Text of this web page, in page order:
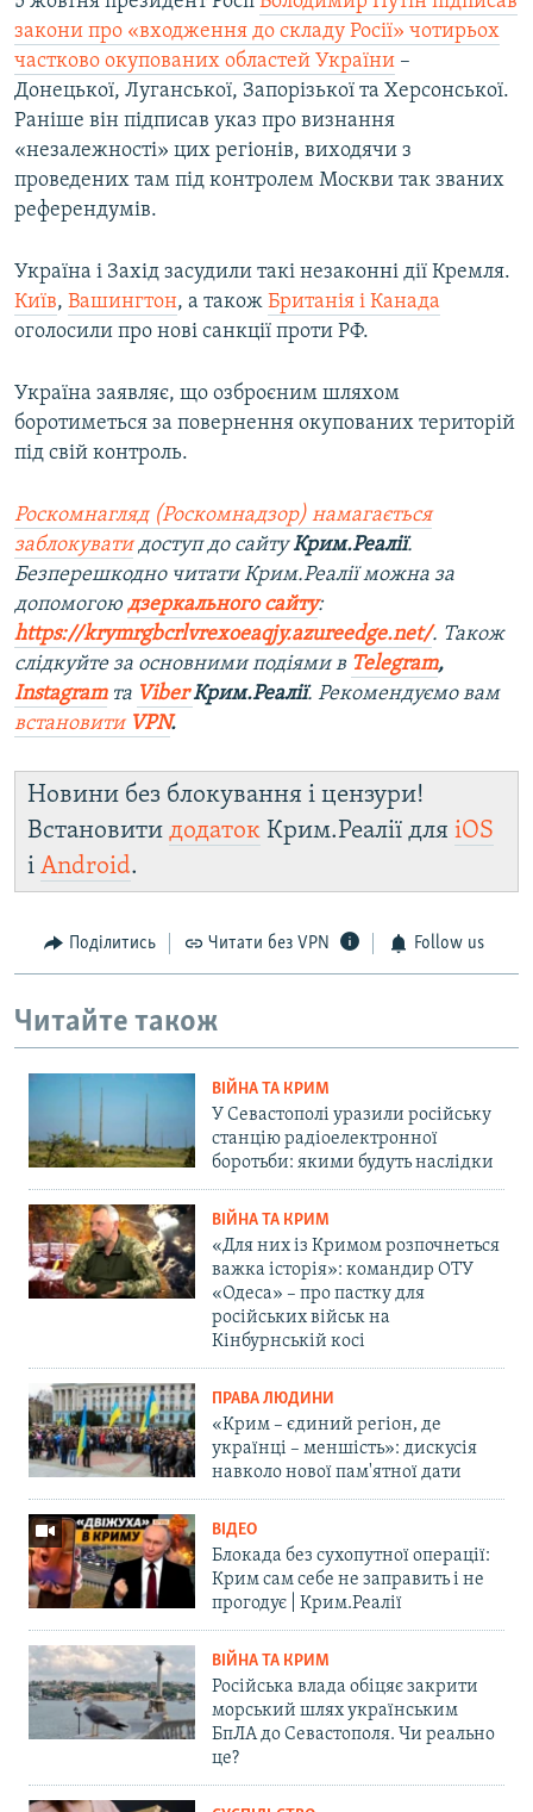
закони про «входження до складу Росії» чотирьох
частково окупованих областей України –
Донецької, Луганської, Запорізької та Херсонської.
Раніше він підписав указ про визнання
«незалежності» цих регіонів, виходячи з
проведених там під контролем Москви так званих
референдумів.
Україна і Захід засудили такі незаконні дії Кремля.
Київ, Вашингтон, а також Британія і Канада
оголосили про нові санкції проти РФ.
Україна заявляє, що озброєним шляхом
боротиметься за повернення окупованих територій
під свій контроль.
Роскомнагляд (Роскомнадзор) намагається
заблокуватидоступ до сайтуКрим.Реалії.
Безперешкодно читати Крим.Реалії можна за
допомогою дзеркального сайту:
https://krymrgbcrlvrexoeaqjy.azureedge.net/. Також
слідкуйте за основними подіями в Telegram,
Instagramта ViberКрим.Реалії. Рекомендуємо вам
встановити VPN.
Новини без блокування і цензури!
Встановити додаток Крим.Реалії для iOS
і Android.
Поділитись Читати без VPN Follow us
Читайте також
ВІЙНА ТА КРИМ
У Севастополі уразили російську
станцію радіоелектронної
боротьби: якими будуть наслідки
ВІЙНА ТА КРИМ
«Для них із Кримом розпочнеться
важка історія»: командир ОТУ
«Одеса» – про пастку для
російських військ на
Кінбурнській косі
ПРАВА ЛЮДИНИ
«Крим – єдиний регіон, де
українці – меншість»: дискусія
навколо нової пам'ятної дати
ВІДЕО
Блокада без сухопутної операції:
Крим сам себе не заправить і не
прогодує | Крим.Реалії
ВІЙНА ТА КРИМ
Російська влада обіцяє закрити
морський шлях українським
БпЛА до Севастополя. Чи реально
це?